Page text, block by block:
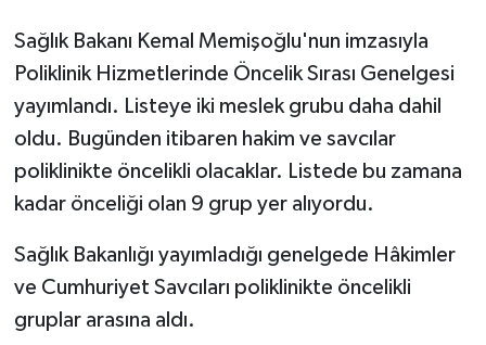
Sağlık Bakanı Kemal Memişoğlu'nun imzasıyla
Poliklinik Hizmetlerinde Öncelik Sırası Genelgesi
yayımlandı. Listeye iki meslek grubu daha dahil
oldu. Bugünden itibaren hakim ve savcılar
poliklinikte öncelikli olacaklar. Listede bu zamana
kadar önceliği olan 9 grup yer alıyordu.
Sağlık Bakanlığı yayımladığı genelgede Hâkimler
ve Cumhuriyet Savcıları poliklinikte öncelikli
gruplar arasına aldı.